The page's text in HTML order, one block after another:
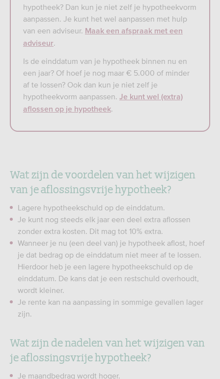
hypotheek? Dan kun je niet zelf je hypotheekvorm
aanpassen. Je kunt het wel aanpassen met hulp
van een adviseur. Maak een afspraak met een
adviseur.
Is de einddatum van je hypotheek binnen nu en
een jaar? Of hoef je nog maar € 5.000 of minder
af te lossen? Ook dan kun je niet zelf je
hypotheekvorm aanpassen. Je kunt wel (extra)
aflossen op je hypotheek.
Wat zijn de voordelen van het wijzigen
van je aflossingsvrije hypotheek?
Lagere hypotheekschuld op de einddatum.
Je kunt nog steeds elk jaar een deel extra aflossen
zonder extra kosten. Dit mag tot 10% extra.
Wanneer je nu (een deel van) je hypotheek aflost, hoef
je dat bedrag op de einddatum niet meer af te lossen.
Hierdoor heb je een lagere hypotheekschuld op de
einddatum. De kans dat je een restschuld overhoudt,
wordt kleiner.
Je rente kan na aanpassing in sommige gevallen lager
zijn.
Wat zijn de nadelen van het wijzigen van
je aflossingsvrije hypotheek?
Je maandbedrag wordt hoger.